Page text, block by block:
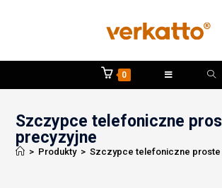
0
Szczypce telefoniczne
precyzyjne
> Produkty > Szczypce telefoniczne proste